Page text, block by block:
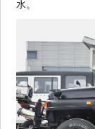
水。